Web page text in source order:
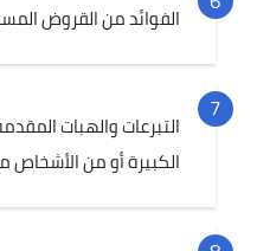
الفوائد من القروض
التبرعات والهبات
الكبيرة أو من الأشخاص